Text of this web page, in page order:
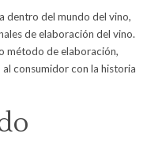
dentro del mundo del vino,
de elaboración del vino.
método de elaboración,
consumidor con la historia